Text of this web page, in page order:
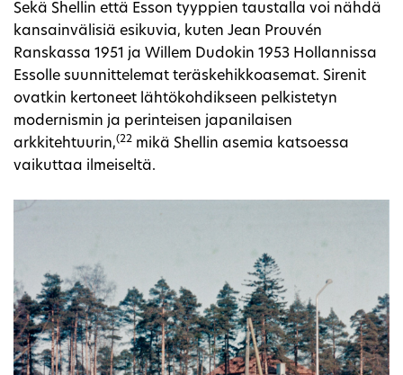
Sekä Shellin että Esson tyyppien taustalla voi nähdä
kansainvälisiä esikuvia, kuten Jean Prouvén
Ranskassa 1951 ja Willem Dudokin 1953 Hollannissa
Essolle suunnittelemat teräskehikkoasemat. Sirenit
ovatkin kertoneet lähtökohdikseen pelkistetyn
modernismin ja perinteisen japanilaisen
arkkitehtuurin,(22 mikä Shellin asemia katsoessa
vaikuttaa ilmeiseltä.